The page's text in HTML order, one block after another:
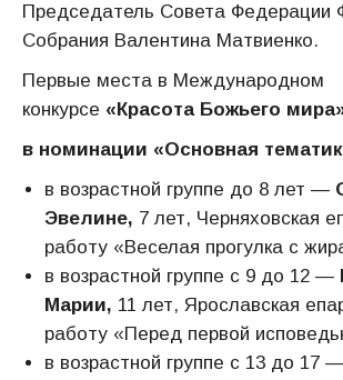
Председатель Совета Федерации
Собрания Валентина Матвиенко.
Первые места в Международном
конкурсе «Красота Божьего
в номинации «Основная
в возрастной группе до 8 лет —
Эвелине, 7 лет, Черняховская
работу «Веселая прогулка с
в возрастной группе с 9 до 12 —
Марии, 11 лет, Ярославская
работу «Перед первой
в возрастной группе с 13 до 17 —